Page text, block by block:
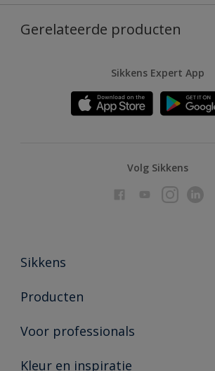
Gerelateerde producten
Sikkens Expert App
Volg Sikkens
Sikkens
Over Sikkens
Duurzaamheid
Producten
Producten voor binnen
Vind je verkooppunt
Voor professionals
Advies & service
Kleur en inspiratie